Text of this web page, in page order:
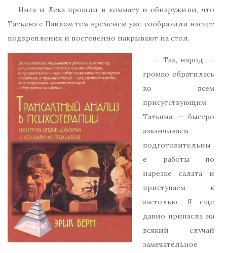
Инга и Лека прошли в комнату и обнаружили, что
Татьяна с Павлом тем временем уже сообразили насчет
подкрепления и постепенно накрывают на стол.
— Так, народ, —
громко обратилась
ко всем
присутствующим
Татьяна, — быстро
заканчиваем
подготовительны
е работы по
нарезке салата и
приступаем к
застолью. Я еще
давно припасла на
всякий случай
замечательное